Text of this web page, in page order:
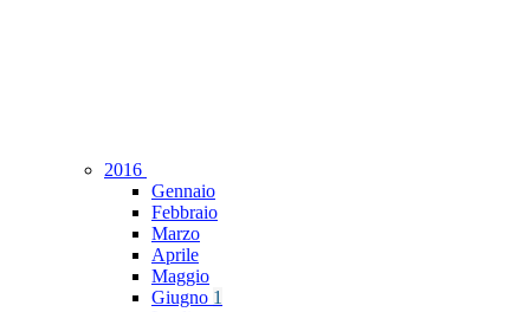
2016
Gennaio
Febbraio
Marzo
Aprile
Maggio
Giugno 1